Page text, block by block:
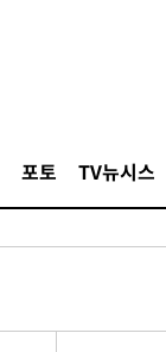
포토 TV뉴시스